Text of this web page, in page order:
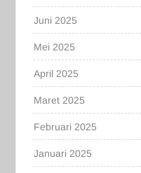
Juni 2025
Mei 2025
April 2025
Maret 2025
Februari 2025
Januari 2025